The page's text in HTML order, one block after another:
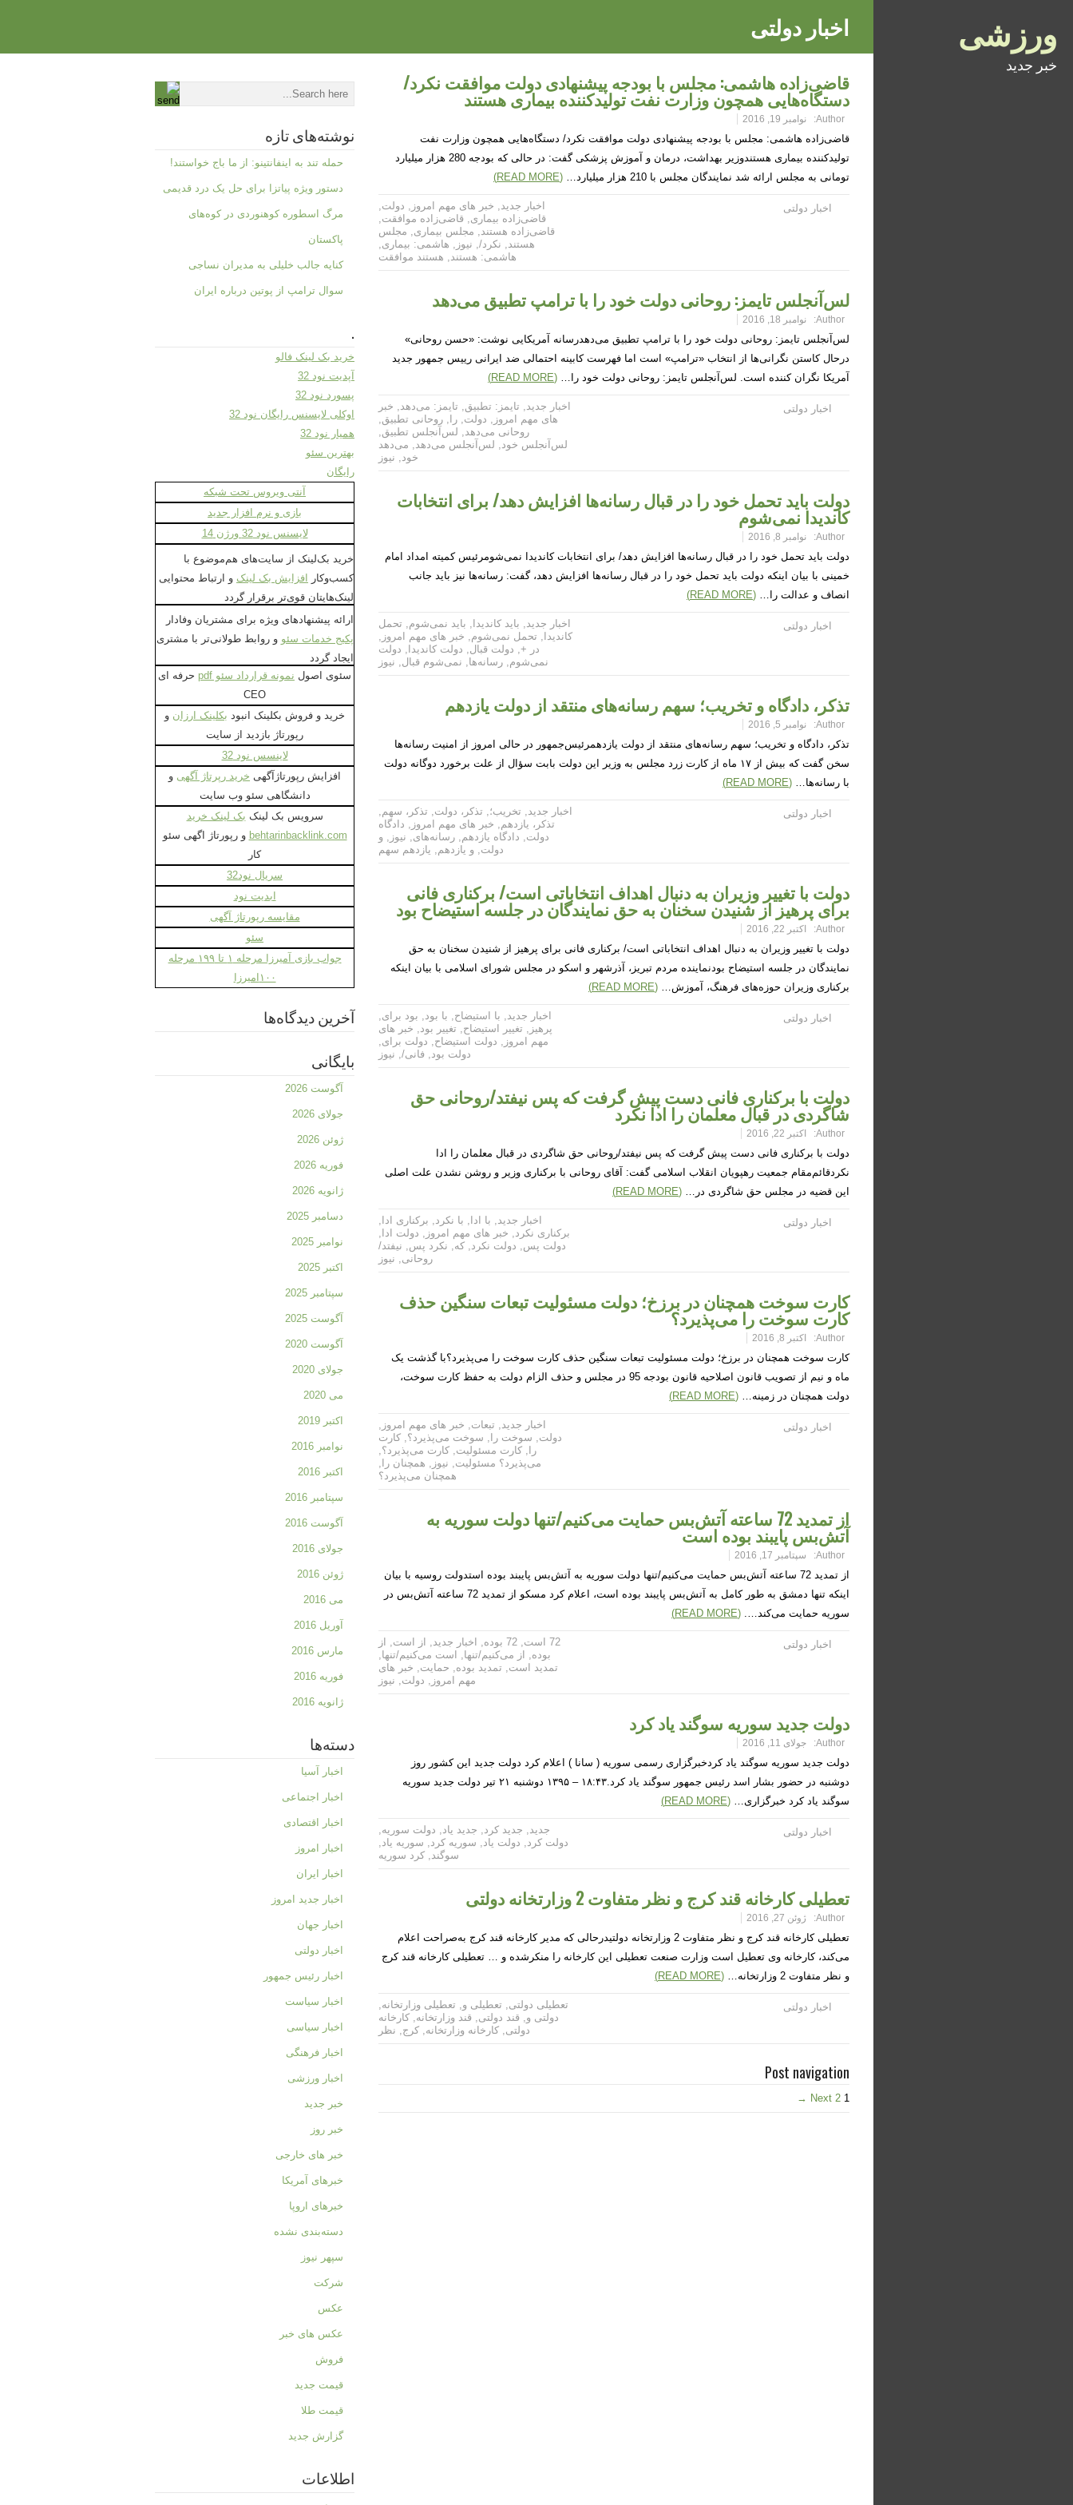
ورزشی
خبر جدید
اخبار دولتی
قاضی‌زاده هاشمی: مجلس با بودجه پیشنهادی دولت موافقت نکرد/
دستگاه‌هایی همچون وزارت نفت تولیدکننده بیماری هستند
Author: نوامبر 19, 2016
قاضی‌زاده هاشمی: مجلس با بودجه پیشنهادی دولت موافقت نکرد/ دستگاه‌هایی همچون وزارت نفت
تولیدکننده بیماری هستندوزیر بهداشت، درمان و آموزش پزشکی گفت: در حالی که بودجه 280 هزار میلیارد
تومانی به مجلس ارائه شد نمایندگان مجلس با 210 هزار میلیارد…
(READ MORE)
اخبار دولتی اخبار جدید, خبر های مهم امروز , دولت,
قاضی‌زاده بیماری, قاضی‌زاده موافقت,
قاضی‌زاده هستند, مجلس بیماری, مجلس
هستند, نکرد/, نیوز , هاشمی: بیماری,
هاشمی: هستند, هستند موافقت
لس‌آنجلس تایمز: روحانی دولت خود را با ترامپ تطبیق می‌‌دهد
Author: نوامبر 18, 2016
لس‌آنجلس تایمز: روحانی دولت خود را با ترامپ تطبیق می‌‌دهدرسانه آمریکایی نوشت: «حسن روحانی»
درحال کاستن نگرانی‌ها از انتخاب «ترامپ» است اما فهرست کابینه احتمالی ضد ایرانی رییس جمهور جدید
آمریکا نگران کننده است. لس‌آنجلس تایمز: روحانی دولت خود را… (READ MORE)
اخبار دولتی اخبار جدید, تایمز: تطبیق, تایمز: می‌‌دهد, خبر
های مهم امروز , دولت, را , روحانی تطبیق,
روحانی می‌‌دهد, لس‌آنجلس تطبیق,
لس‌آنجلس خود, لس‌آنجلس می‌‌دهد, می‌‌دهد
خود, نیوز
دولت باید تحمل خود را در قبال رسانه‌ها افزایش دهد/ برای انتخابات
کاندیدا نمی‌شوم
Author: نوامبر 8, 2016
دولت باید تحمل خود را در قبال رسانه‌ها افزایش دهد/ برای انتخابات کاندیدا نمی‌شومرئیس کمیته امداد امام
خمینی با بیان اینکه دولت باید تحمل خود را در قبال رسانه‌ها افزایش دهد، گفت: رسانه‌ها نیز باید جانب
انصاف و عدالت را… (READ MORE)
اخبار دولتی اخبار جدید, باید کاندیدا , باید نمی‌شوم, تحمل
کاندیدا , تحمل نمی‌شوم, خبر های مهم امروز ,
در +, دولت قبال, دولت کاندیدا , دولت
نمی‌شوم, رسانه‌ها, نمی‌شوم قبال, نیوز
تذکر، دادگاه و تخریب؛ سهم رسانه‌های منتقد از دولت یازدهم
Author: نوامبر 5, 2016
تذکر، دادگاه و تخریب؛ سهم رسانه‌های منتقد از دولت یازدهمرئیس‌جمهور در حالی امروز از امنیت رسانه‌ها
سخن گفت که بیش از ۱۷ ماه از کارت زرد مجلس به وزیر این دولت بابت سؤال از علت برخورد دوگانه دولت
با رسانه‌ها… (READ MORE)
اخبار دولتی اخبار جدید, تخریب؛, تذکر، دولت, تذکر، سهم,
تذکر، یازدهم, خبر های مهم امروز , دادگاه
دولت, دادگاه یازدهم, رسانه‌های, نیوز , و
دولت, و یازدهم, یازدهم سهم
دولت با تغییر وزیران به دنبال اهداف انتخاباتی است/ برکناری فانی
برای پرهیز از شنیدن سخنان به حق نمایندگان در جلسه استیضاح بود
Author: اکتبر 22, 2016
دولت با تغییر وزیران به دنبال اهداف انتخاباتی است/ برکناری فانی برای پرهیز از شنیدن سخنان به حق
نمایندگان در جلسه استیضاح بودنماینده مردم تبریز، آذرشهر و اسکو در مجلس شورای اسلامی با بیان اینکه
برکناری وزیران حوزه‌های فرهنگ، آموزش… (READ MORE)
اخبار دولتی اخبار جدید, با استیضاح, با بود, بود برای,
پرهیز , تغییر استیضاح, تغییر بود, خبر های
مهم امروز , دولت استیضاح, دولت برای,
دولت بود, فانی/, نیوز
دولت با برکناری فانی دست پیش گرفت که پس نیفتد/روحانی حق
شاگردی در قبال معلمان را ادا نکرد
Author: اکتبر 22, 2016
دولت با برکناری فانی دست پیش گرفت که پس نیفتد/روحانی حق شاگردی در قبال معلمان را ادا
نکردقائم‌مقام جمعیت رهپویان انقلاب اسلامی گفت: آقای روحانی با برکناری وزیر و روشن نشدن علت اصلی
این قضیه در مجلس حق شاگردی در… (READ MORE)
اخبار دولتی اخبار جدید, با ادا , با نکرد, برکناری ادا ,
برکناری نکرد, خبر های مهم امروز , دولت ادا ,
دولت پس, دولت نکرد, که, نکرد پس, نیفتد/
روحانی, نیوز
کارت سوخت همچنان در برزخ؛ دولت مسئولیت تبعات سنگین حذف
کارت سوخت را می‌پذیرد؟
Author: اکتبر 8, 2016
کارت سوخت همچنان در برزخ؛ دولت مسئولیت تبعات سنگین حذف کارت سوخت را می‌پذیرد؟با گذشت یک
ماه و نیم از تصویب قانون اصلاحیه قانون بودجه 95 در مجلس و حذف الزام دولت به حفظ کارت سوخت،
دولت همچنان در زمینه… (READ MORE)
اخبار دولتی اخبار جدید, تبعات, خبر های مهم امروز ,
دولت, سوخت را , سوخت می‌پذیرد؟, کارت
را , کارت مسئولیت, کارت می‌پذیرد؟,
می‌پذیرد؟ مسئولیت, نیوز , همچنان را ,
همچنان می‌پذیرد؟
از تمدید 72 ساعته آتش‌بس حمایت می‌کنیم/تنها دولت سوریه به
آتش‌بس پایبند بوده است
Author: سپتامبر 17, 2016
از تمدید 72 ساعته آتش‌بس حمایت می‌کنیم/تنها دولت سوریه به آتش‌بس پایبند بوده استدولت روسیه با بیان
اینکه تنها دمشق به طور کامل به آتش‌بس پایبند بوده است، اعلام کرد مسکو از تمدید 72 ساعته آتش‌بس در
سوریه حمایت می‌کند…. (READ MORE)
اخبار دولتی 72 است , 72 بوده , اخبار جدید, از است, از
بوده, از می‌کنیم/تنها, است می‌کنیم/تنها,
تمدید است, تمدید بوده, حمایت, خبر های
مهم امروز , دولت, نیوز
دولت جدید سوریه سوگند یاد کرد
Author: جولای 11, 2016
دولت جدید سوریه سوگند یاد کردخبرگزاری رسمی سوریه ( سانا ) اعلام کرد دولت جدید این کشور روز
دوشنبه در حضور بشار اسد رئیس جمهور سوگند یاد کرد.۱۸:۴۳ – ۱۳۹۵ دوشنبه ۲۱ تیر دولت جدید سوریه
سوگند یاد کرد خبرگزاری… (READ MORE)
اخبار دولتی جدید, جدید کرد, جدید یاد, دولت سوریه,
دولت کرد, دولت یاد, سوریه کرد, سوریه یاد,
سوگند, کرد سوریه
تعطیلی کارخانه قند کرج و نظر متفاوت 2 وزارتخانه دولتی
Author: ژوئن 27, 2016
تعطیلی کارخانه قند کرج و نظر متفاوت 2 وزارتخانه دولتیدرحالی‌ که مدیر کارخانه قند کرج به‌صراحت اعلام
می‌کند، کارخانه وی تعطیل است وزارت صنعت تعطیلی این کارخانه را منکرشده و … تعطیلی کارخانه قند کرج
و نظر متفاوت 2 وزارتخانه…
(READ MORE)
اخبار دولتی تعطیلی دولتی, تعطیلی و, تعطیلی وزارتخانه,
دولتی و, قند دولتی, قند وزارتخانه, کارخانه
دولتی, کارخانه وزارتخانه, کرج, نظر
Post navigation
1
2
Next →
نوشته‌های تازه
حمله تند به اینفانتینو: از ما باج خواستند!
دستور ویژه پیاتزا برای حل یک درد قدیمی
مرگ اسطوره کوهنوردی در کوه‌های
پاکستان
کنایه جالب خلیلی به مدیران نساجی
سوال ترامپ از پوتین درباره ایران
.
خرید بک لینک فالو
آپدیت نود 32
پسورد نود 32
اوکلی لایسنس رایگان نود 32
همیار نود 32
بهترین سئو
رایگان
آنتی ویروس تحت شبکه
بازی و نرم افزار جدید
لایسنس نود 32 ورژن 14
خرید بک‌لینک از سایت‌های هم‌موضوع با
کسب‌وکار
افزایش بک لینک و ارتباط محتوایی
لینک‌هایتان قوی‌تر برقرار گردد
ارائه پیشنهادهای ویژه برای مشتریان وفادار
پکیج خدمات سئو و روابط طولانی‌تر با مشتری
ایجاد گردد
سئوی اصول نمونه قرارداد سئو pdf
حرفه ای
CEO
خرید و فروش بکلینک انبود بکلینک ارزان و
رپورتاژ بازدید از سایت
لاینسس نود 32
افزایش رپورتاژآگهی خرید رپرتاژ آگهی و
دانشگاهی سئو وب سایت
سرویس بک لینک بک لینک خرید
behtarinbacklink.com و رپورتاژ اگهی سئو
کار
سریال نود32
ابدیت نود
مقایسه رپورتاژ آگهی
سئو
جواب بازی آمیرزا مرحله ۱ تا ۱۹۹ مرحله
۱۰۰امیرزا
آخرین دیدگاه‌ها
بایگانی
آگوست 2026
جولای 2026
ژوئن 2026
فوریه 2026
ژانویه 2026
دسامبر 2025
نوامبر 2025
اکتبر 2025
سپتامبر 2025
آگوست 2025
آگوست 2020
جولای 2020
می 2020
اکتبر 2019
نوامبر 2016
اکتبر 2016
سپتامبر 2016
آگوست 2016
جولای 2016
ژوئن 2016
می 2016
آوریل 2016
مارس 2016
فوریه 2016
ژانویه 2016
دسته‌ها
اخبار آسیا
اخبار اجتماعی
اخبار اقتصادی
اخبار امروز
اخبار ایران
اخبار جدید امروز
اخبار جهان
اخبار دولتی
اخبار رئیس جمهور
اخبار سیاست
اخبار سیاسی
اخبار فرهنگی
اخبار ورزشی
خبر جدید
خبر روز
خبر های خارجی
خبرهای آمریکا
خبرهای اروپا
دسته‌بندی نشده
سپهر نیوز
شرکت
عکس
عکس های خبر
فروش
قیمت جدید
قیمت طلا
گزارش جدید
اطلاعات